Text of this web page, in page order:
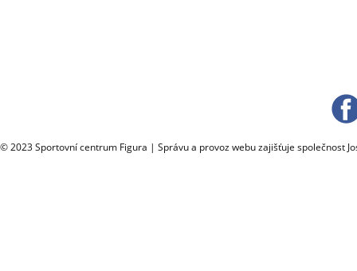
© 2023 Sportovní centrum Figura | Správu a provoz webu zajišťuje společnost